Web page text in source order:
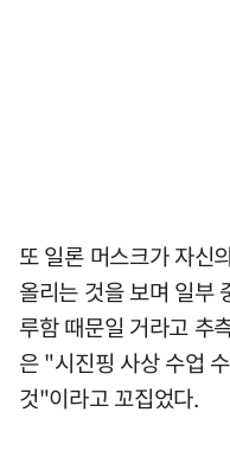
또 일론 머스크가 자신
올리는 것을 보며 일부
루함 때문일 거라고 추
은 "시진핑 사상 수업
것"이라고 꼬집었다.